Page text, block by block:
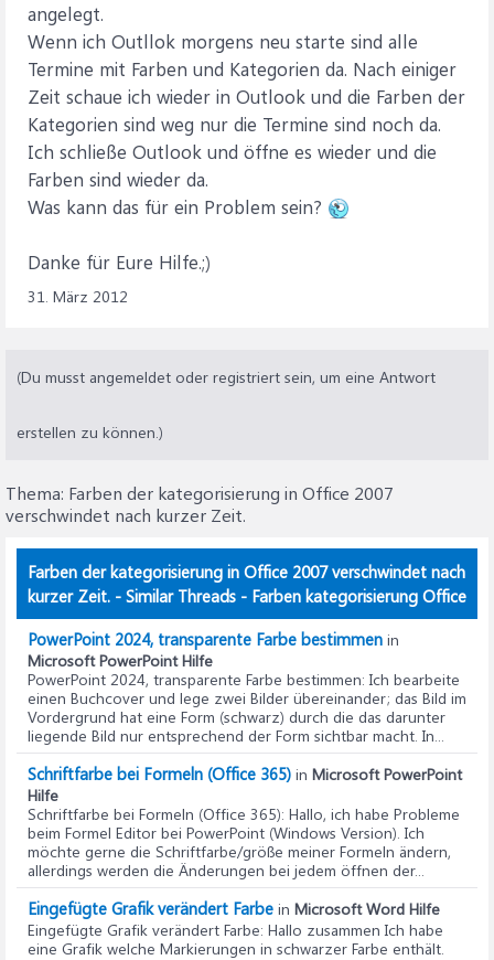
angelegt.
Wenn ich Outllok morgens neu starte sind alle
Termine mit Farben und Kategorien da. Nach einiger
Zeit schaue ich wieder in Outlook und die Farben der
Kategorien sind weg nur die Termine sind noch da.
Ich schließe Outlook und öffne es wieder und die
Farben sind wieder da.
Was kann das für ein Problem sein?
Danke für Eure Hilfe.;)
31. März 2012
(Du musst angemeldet oder registriert sein, um eine Antwort
erstellen zu können.)
Thema: Farben der kategorisierung in Office 2007
verschwindet nach kurzer Zeit.
Farben der kategorisierung in Office 2007 verschwindet nach
kurzer Zeit. - Similar Threads - Farben kategorisierung Office
PowerPoint 2024, transparente Farbe bestimmen in
Microsoft PowerPoint Hilfe
PowerPoint 2024, transparente Farbe bestimmen: Ich bearbeite
einen Buchcover und lege zwei Bilder übereinander; das Bild im
Vordergrund hat eine Form (schwarz) durch die das darunter
liegende Bild nur entsprechend der Form sichtbar macht. In...
Schriftfarbe bei Formeln (Office 365) in Microsoft PowerPoint
Hilfe
Schriftfarbe bei Formeln (Office 365): Hallo, ich habe Probleme
beim Formel Editor bei PowerPoint (Windows Version). Ich
möchte gerne die Schriftfarbe/größe meiner Formeln ändern,
allerdings werden die Änderungen bei jedem öffnen der...
Eingefügte Grafik verändert Farbe in Microsoft Word Hilfe
Eingefügte Grafik verändert Farbe: Hallo zusammen Ich habe
eine Grafik welche Markierungen in schwarzer Farbe enthält.